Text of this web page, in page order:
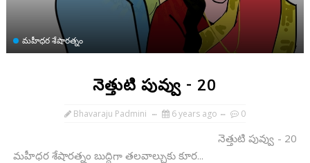
మహీధర శేషారత్నం
నెత్తుటి పువ్వు - 20
Bhavaraju Padmini 6 years ago 0
నెత్తుటి పువ్వు - 20
మహీధర శేషారత్నం బుద్ధిగా తలవాల్చుకు కూర...